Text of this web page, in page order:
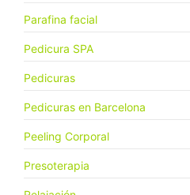
Parafina facial
Pedicura SPA
Pedicuras
Pedicuras en Barcelona
Peeling Corporal
Presoterapia